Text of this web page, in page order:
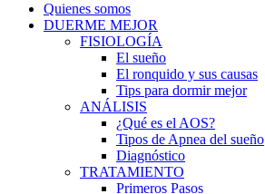
Quienes somos
DUERME MEJOR
FISIOLOGÍA
El sueño
El ronquido y sus causas
Tips para dormir mejor
ANÁLISIS
¿Qué es el AOS?
Tipos de Apnea del sueño
Diagnóstico
TRATAMIENTO
Primeros Pasos